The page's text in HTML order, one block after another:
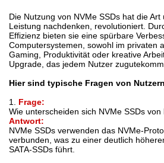
Die Nutzung von NVMe SSDs hat die
Leistung nachdenken, revolutioniert.
Effizienz bieten sie eine spürbare
Computersystemen, sowohl im privaten
Gaming, Produktivität oder kreative
Upgrade, das jedem Nutzer
Hier sind typische Fragen von
1. Frage:
Wie unterscheiden sich NVMe SSDs
Antwort:
NVMe SSDs verwenden das NVMe-
verbunden, was zu einer deutlich
SATA-SSDs führt.